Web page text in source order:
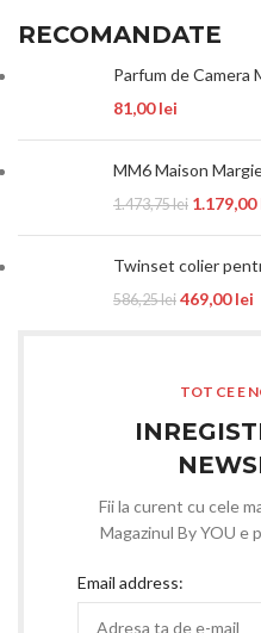
RECOMANDATE
Parfum de Camera
81,00lei
MM6 Maison
1.473,75lei 1.179,00
Twinset colier
586,25lei 469,00lei
TOT CE E
Fii la curent cu cele
Magazinul By YOU e
Email address: